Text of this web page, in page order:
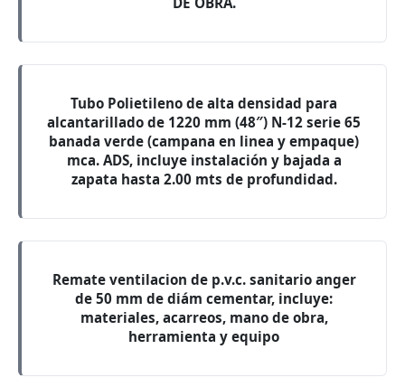
Tubo Polietileno de alta densidad para
alcantarillado de 1220 mm (48″) N-12 serie 65
banada verde (campana en linea y empaque)
mca. ADS, incluye instalación y bajada a
zapata hasta 2.00 mts de profundidad.
Remate ventilacion de p.v.c. sanitario anger
de 50 mm de diám cementar, incluye:
materiales, acarreos, mano de obra,
herramienta y equipo